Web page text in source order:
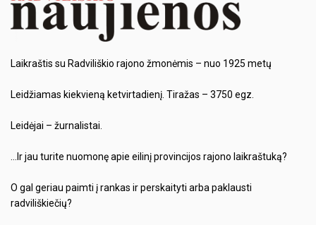
Laikraštis su Radviliškio rajono žmonėmis – nuo 1925 metų
Leidžiamas kiekvieną ketvirtadienį. Tiražas – 3750 egz.
Leidėjai – žurnalistai.
…Ir jau turite nuomonę apie eilinį provincijos rajono laikraštuką?
O gal geriau paimti į rankas ir perskaityti arba paklausti
radviliškiečių?